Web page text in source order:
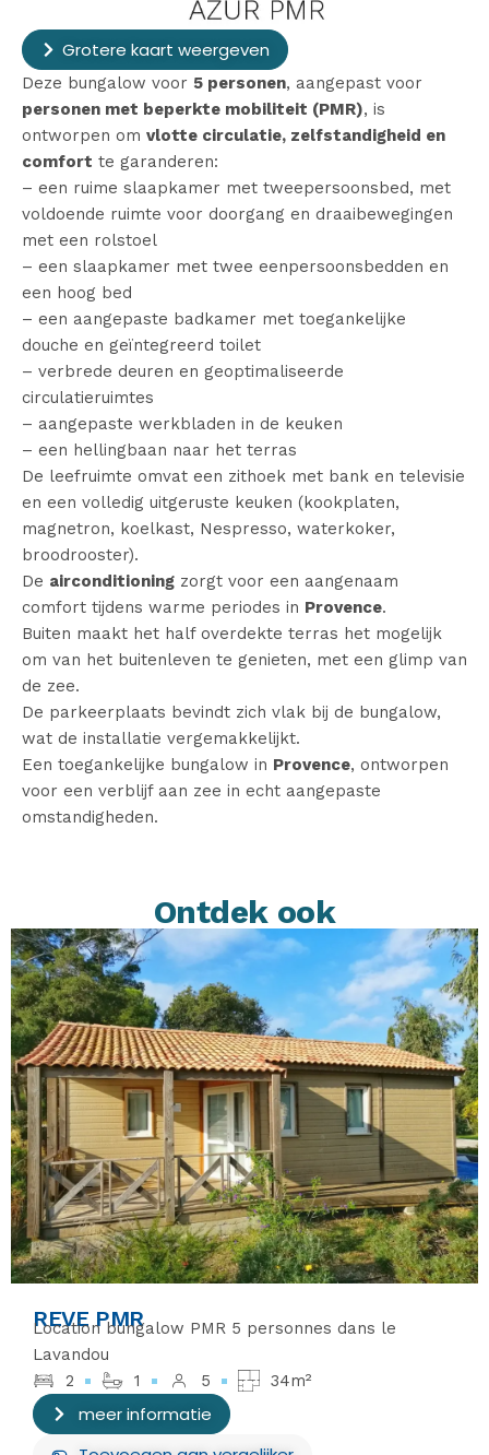
Grotere kaart weergeven
Deze bungalow voor 5 personen, aangepast voor
personen met beperkte mobiliteit (PMR), is
ontworpen om vlotte circulatie, zelfstandigheid en
comfort te garanderen:
– een ruime slaapkamer met tweepersoonsbed, met
voldoende ruimte voor doorgang en draaibewegingen
met een rolstoel
– een slaapkamer met twee eenpersoonsbedden en
een hoog bed
– een aangepaste badkamer met toegankelijke
douche en geïntegreerd toilet
– verbrede deuren en geoptimaliseerde
circulatieruimtes
– aangepaste werkbladen in de keuken
– een hellingbaan naar het terras
De leefruimte omvat een zithoek met bank en televisie
en een volledig uitgeruste keuken (kookplaten,
magnetron, koelkast, Nespresso, waterkoker,
broodrooster).
De airconditioning zorgt voor een aangenaam
comfort tijdens warme periodes in Provence.
Buiten maakt het half overdekte terras het mogelijk
om van het buitenleven te genieten, met een glimp van
de zee.
De parkeerplaats bevindt zich vlak bij de bungalow,
wat de installatie vergemakkelijkt.
Een toegankelijke bungalow in Provence, ontworpen
voor een verblijf aan zee in echt aangepaste
omstandigheden.
Ontdek ook
REVE PMR
Location bungalow PMR 5 personnes dans le
Lavandou
2
1 5 34m²
meer informatie